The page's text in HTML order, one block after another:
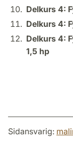
Delkurs 4:
Delkurs 4:
Delkurs 4:
1,5 hp
Sidansvarig: